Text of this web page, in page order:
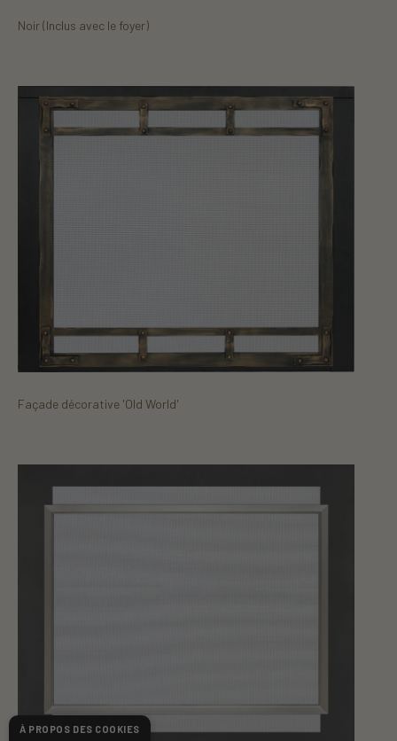
Noir (Inclus avec le foyer)
Façade décorative 'Old World'
À PROPOS DES COOKIES